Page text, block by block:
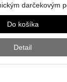
5
hviezdičiek.
darčekovým
Do košíka
Detail